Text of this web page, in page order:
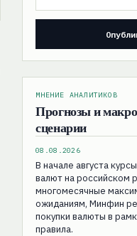
МНЕНИЕ АНАЛИТИКОВ
Прогнозы и
сценарии
08.08.2026
В начале августа
валют на российском
многомесячные
ожиданиям, Минфин
покупки валюты в
правила.